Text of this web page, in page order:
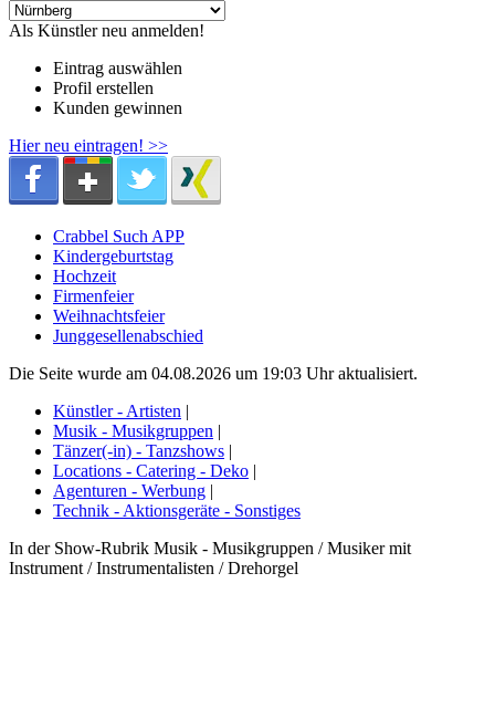
Als Künstler neu anmelden!
Eintrag auswählen
Profil erstellen
Kunden gewinnen
Hier neu eintragen! >>
Crabbel Such APP
Kindergeburtstag
Hochzeit
Firmenfeier
Weihnachtsfeier
Junggesellenabschied
Die Seite wurde am 04.08.2026 um 19:03 Uhr aktualisiert.
Künstler - Artisten |
Musik - Musikgruppen |
Tänzer(-in) - Tanzshows |
Locations - Catering - Deko |
Agenturen - Werbung |
Technik - Aktionsgeräte - Sonstiges
In der Show-Rubrik Musik - Musikgruppen / Musiker mit
Instrument / Instrumentalisten / Drehorgel